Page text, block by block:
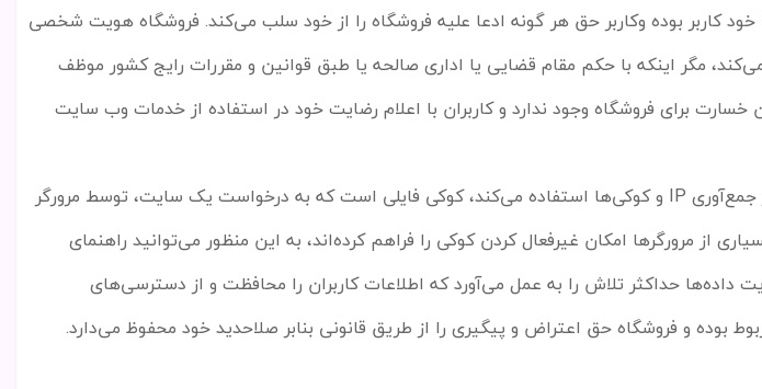
خود کاربر بوده وکاربر حق هر گونه ادعا علیه فروشگاه را از خود سلب میکند. فروشگاه هویت شخصی
کند، مگر اینکه با حکم مقام قضایی یا اداری صالحه یا طبق قوانین و مقررات رایج کشور موظف
برای فروشگاه وجود ندارد و کاربران با اعلام رضایت خود در استفاده از خدمات وب سایت
جمعآوری IP و کوکیها استفاده میکند، کوکی فایلی است که به درخواست یک سایت، توسط مرورگر
از مرورگرها امکان غیرفعال کردن کوکی را فراهم کردهاند، به این منظور میتوانید راهنمای
دادهها حداکثر تلاش را به عمل میآورد که اطلاعات کاربران را محافظت و از دسترسیهای
و فروشگاه حق اعتراض و پیگیری را از طریق قانونی بنابر صلاحدید خود محفوظ میدارد.